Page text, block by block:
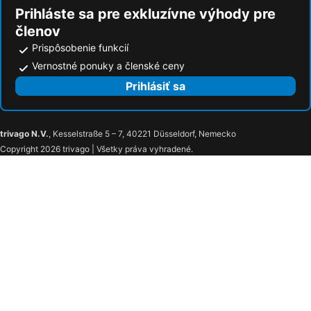
Prihláste sa pre exkluzívne výhody pre
členov
Prispôsobenie funkcií
Vernostné ponuky a členské ceny
Prihlásiť sa
trivago N.V., Kesselstraße 5 – 7, 40221 Düsseldorf, Nemecko
Copyright 2026 trivago | Všetky práva vyhradené.